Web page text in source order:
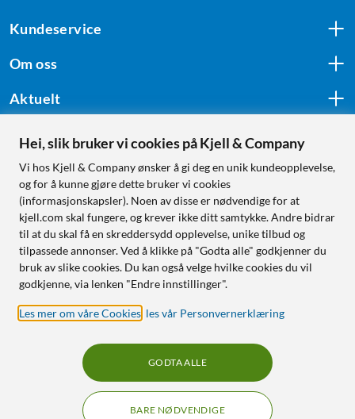
Kundeservice
Om oss
Aktuelt
Følg oss
Handle fra:
Sverige
Norge
Hei, slik bruker vi cookies på Kjell & Company
Vi hos Kjell & Company ønsker å gi deg en unik kundeopplevelse,
og for å kunne gjøre dette bruker vi cookies
(informasjonskapsler). Noen av disse er nødvendige for at
kjell.com skal fungere, og krever ikke ditt samtykke. Andre bidrar
til at du skal få en skreddersydd opplevelse, unike tilbud og
tilpassede annonser. Ved å klikke på "Godta alle" godkjenner du
bruk av slike cookies. Du kan også velge hvilke cookies du vil
godkjenne, via lenken "Endre innstillinger".
Les mer om våre Cookies les vår Personvernerklæring
BARE NØDVENDIGE
GODTA ALLE